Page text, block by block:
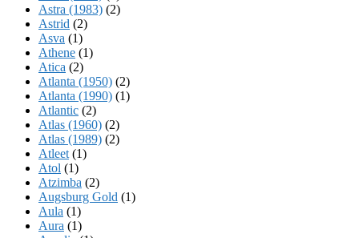
Astra (1983) (2)
Astrid (2)
Asva (1)
Athene (1)
Atica (2)
Atlanta (1950) (2)
Atlanta (1990) (1)
Atlantic (2)
Atlas (1960) (2)
Atlas (1989) (2)
Atleet (1)
Atol (1)
Atzimba (2)
Augsburg Gold (1)
Aula (1)
Aura (1)